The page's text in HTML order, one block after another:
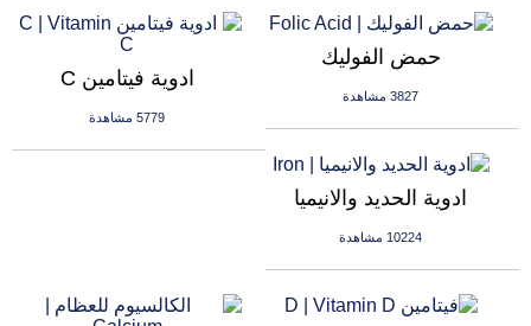
ادوية فيتامين C
5779 مشاهدة
حمض الفوليك
3827 مشاهدة
ادوية الحديد والانيميا
10224 مشاهدة